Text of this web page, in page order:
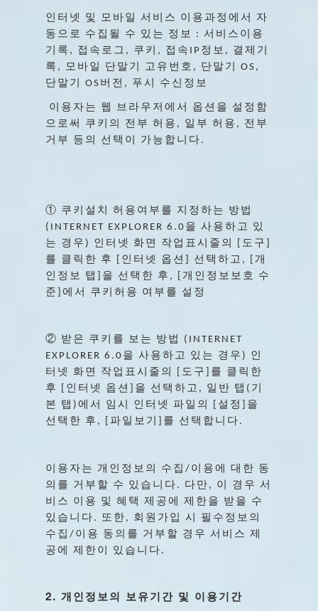
인터넷 및 모바일 서비스 이용과정에서
자
동으로 수집될 수 있는 정보 : 서비스이용
기록 , 접속로그 , 쿠키 , 접속 IP 정보 , 결제기
록 , 모바일 단말기 고유번호 , 단말기 OS,
단말기 OS 버전 , 푸시 수신정보
이용자는 웹 브라우저에서 옵션을 설정함
으로써
쿠키의 전부 허용 , 일부 허용 , 전부
거부 등의 선택이 가능합니다 .
① 쿠키설치 허용여부를 지정하는 방법
(INTERNET EXPLORER 6.0 을 사용하고
있
는 경우 ) 인터넷 화면 작업표시줄의 도구
를 클릭한 후 인터넷 옵션 선택하고 , [ 개
인정보
탭 을 선택한 후 , [ 개인정보보호
수
준
에서 쿠키허용 여부를 설정
② 받은 쿠키를 보는 방법
(INTERNET
EXPLORER 6.0 을 사용하고 있는 경우 ) 인
터넷
화면 작업표시줄의 도구 를 클릭한
후
인터넷 옵션 을 선택하고 , 일반 탭 ( 기
본 탭 ) 에서 임시 인터넷 파일의 설정
을
선택한 후 , [ 파일보기 를 선택합니다 .
이용자는 개인정보의 수집 / 이용에 대한 동
의를 거부할 수 있습니다 . 다만 , 이 경우 서
비스 이용 및 혜택 제공에 제한을 받을 수
있습니다 . 또한 , 회원가입 시
필수정보의
수집 / 이용 동의를 거부할 경우 서비스 제
공에 제한이 있습니다 .
2. 개인정보의 보유기간 및 이용기간